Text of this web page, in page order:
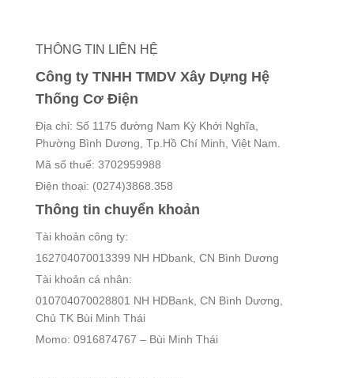
THÔNG TIN LIÊN HỆ
Công ty TNHH TMDV Xây Dựng Hệ
Thống Cơ Điện
Địa chỉ: Số 1175 đường Nam Kỳ Khởi Nghĩa,
Phường Bình Dương, Tp.Hồ Chí Minh, Việt Nam.
Mã số thuế: 3702959988
Điện thoại: (0274)3868.358
Thông tin chuyển khoản
Tài khoản công ty:
162704070013399 NH HDbank, CN Bình Dương
Tài khoản cá nhân:
010704070028801 NH HDBank, CN Bình Dương,
Chủ TK Bùi Minh Thái
Momo: 0916874767 – Bùi Minh Thái